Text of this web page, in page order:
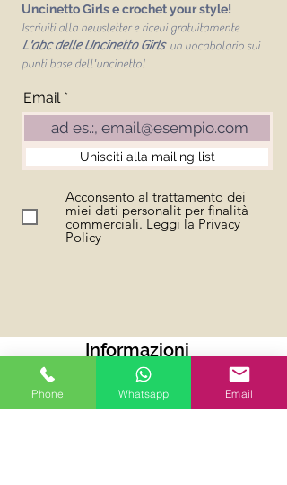
Uncinetto Girls e crochet your style!
Iscriviti alla newsletter e ricevi gratuitamente
L'abc delle Uncinetto Girls un vocabolario sui
punti base dell'uncinetto!
Email
Unisciti alla mailing list
Acconsento al trattamento dei
miei dati personalit per finalità
commerciali. Leggi la Privacy
Policy
Informazioni
> Pagamenti accettati
Phone Whatsapp Email